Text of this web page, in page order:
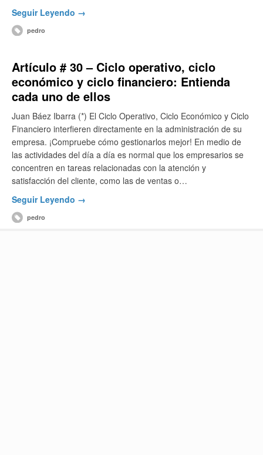
Seguir Leyendo →
pedro
Artículo # 30 – Ciclo operativo, ciclo
económico y ciclo financiero: Entienda
cada uno de ellos
Juan Báez Ibarra (*) El Ciclo Operativo, Ciclo Económico y Ciclo
Financiero interfieren directamente en la administración de su
empresa. ¡Compruebe cómo gestionarlos mejor! En medio de
las actividades del día a día es normal que los empresarios se
concentren en tareas relacionadas con la atención y
satisfacción del cliente, como las de ventas o…
Seguir Leyendo →
pedro